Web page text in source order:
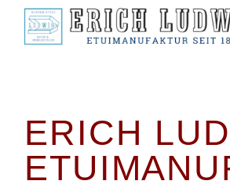
ERICH